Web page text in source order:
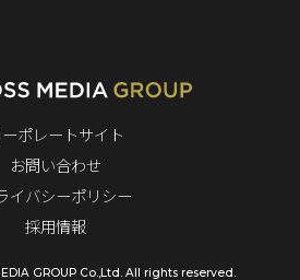
GROUP Co.,Ltd. All rights reserved.
ーポレートサイト
お問い合わせ
イバシーポリシー
採用情報